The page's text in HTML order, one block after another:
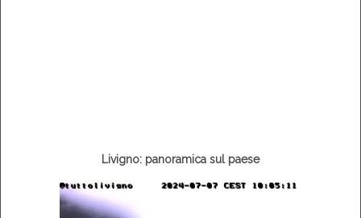
Livigno: panoramica sul paese